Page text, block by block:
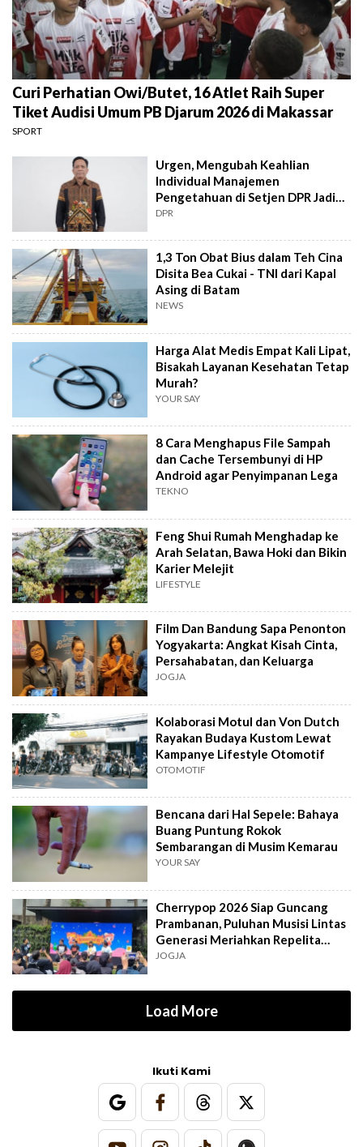
Curi Perhatian Owi/Butet, 16 Atlet Raih Super
Tiket Audisi Umum PB Djarum 2026 di Makassar
SPORT
Urgen, Mengubah Keahlian
Individual Manajemen
Pengetahuan di Setjen DPR Jadi
Kekuatan Institusional
DPR
1,3 Ton Obat Bius dalam Teh Cina
Disita Bea Cukai - TNI dari Kapal
Asing di Batam
NEWS
Harga Alat Medis Empat Kali Lipat,
Bisakah Layanan Kesehatan Tetap
Murah?
YOUR SAY
8 Cara Menghapus File Sampah
dan Cache Tersembunyi di HP
Android agar Penyimpanan Lega
TEKNO
Feng Shui Rumah Menghadap ke
Arah Selatan, Bawa Hoki dan Bikin
Karier Melejit
LIFESTYLE
Film Dan Bandung Sapa Penonton
Yogyakarta: Angkat Kisah Cinta,
Persahabatan, dan Keluarga
JOGJA
Kolaborasi Motul dan Von Dutch
Rayakan Budaya Kustom Lewat
Kampanye Lifestyle Otomotif
OTOMOTIF
Bencana dari Hal Sepele: Bahaya
Buang Puntung Rokok
Sembarangan di Musim Kemarau
YOUR SAY
Cherrypop 2026 Siap Guncang
Prambanan, Puluhan Musisi Lintas
Generasi Meriahkan Repelita
Musik
JOGJA
Load More
Ikuti Kami